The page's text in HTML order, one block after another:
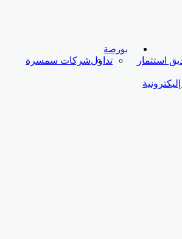
استثمار
بورصة
تداولشركات سمسرة